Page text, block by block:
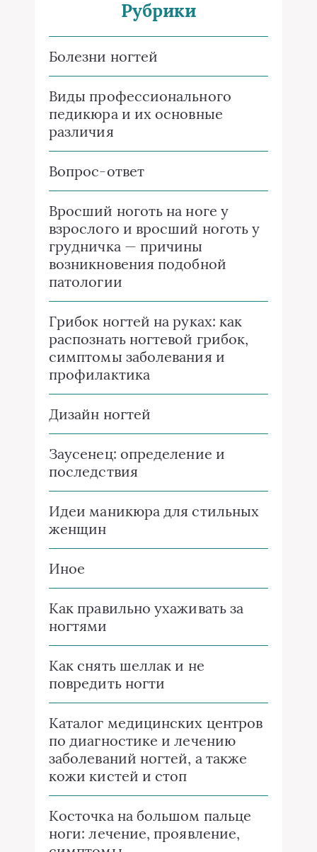
Рубрики
Болезни ногтей
Виды профессионального
педикюра и их основные
различия
Вопрос-ответ
Вросший ноготь на ноге у
взрослого и вросший ноготь у
грудничка — причины
возникновения подобной
патологии
Грибок ногтей на руках: как
распознать ногтевой грибок,
симптомы заболевания и
профилактика
Дизайн ногтей
Заусенец: определение и
последствия
Идеи маникюра для стильных
женщин
Иное
Как правильно ухаживать за
ногтями
Как снять шеллак и не
повредить ногти
Каталог медицинских центров
по диагностике и лечению
заболеваний ногтей, а также
кожи кистей и стоп
Косточка на большом пальце
ноги: лечение, проявление,